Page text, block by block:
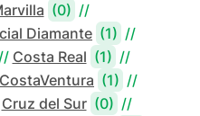
(0) //
Diamante (1) //
// Costa Real (1) //
CostaVentura (1) //
Cruz del Sur (0) //